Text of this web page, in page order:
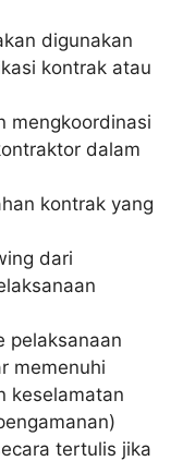
digunakan
kontrak atau
mengkoordinasi
dalam
kontrak yang
dari
pelaksanaan
memenuhi
keselamatan
tertulis jika